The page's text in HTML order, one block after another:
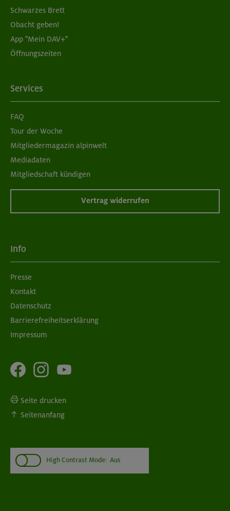
Schwarzes Brett
Obacht geben!
App "Mein DAV+"
Öffnungszeiten
Services
FAQ
Tour der Woche
Mitgliedermagazin alpinwelt
Mediadaten
Mitgliedschaft kündigen
Vertrag widerrufen
Info
Presse
Kontakt
Datenschutz
Barrierefreiheitserklärung
Impressum
Seite drucken
Seitenanfang
High Contrast Mode: Aus